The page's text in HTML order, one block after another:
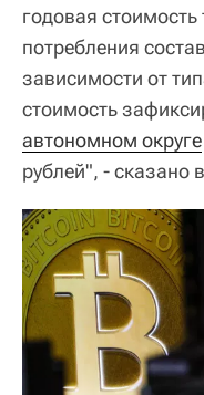
годовая
потребления
зависимости от
стоимость
автономном округе
рублей", - сказано